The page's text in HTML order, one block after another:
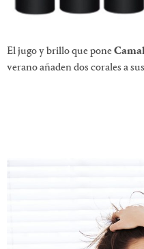
El jugo y brillo que pone
verano añaden dos corales a